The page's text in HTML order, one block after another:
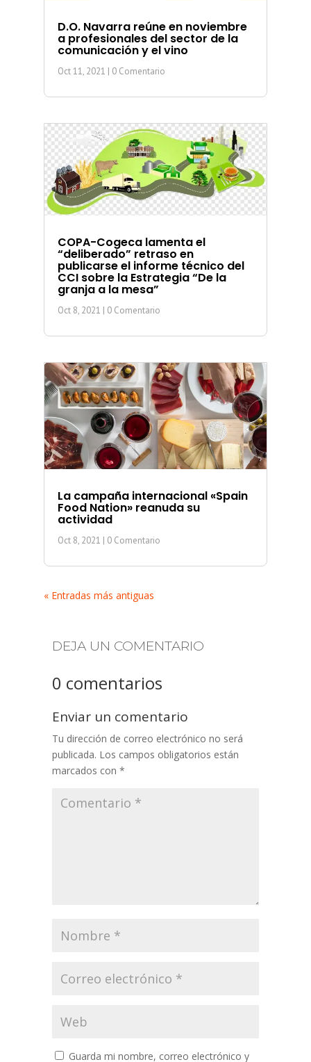
D.O. Navarra reúne en noviembre
a profesionales del sector de la
comunicación y el vino
Oct 11, 2021 | 0 Comentario
COPA-Cogeca lamenta el
“deliberado” retraso en
publicarse el informe técnico del
CCI sobre la Estrategia “De la
granja a la mesa”
Oct 8, 2021 | 0 Comentario
La campaña internacional «Spain
Food Nation» reanuda su
actividad
Oct 8, 2021 | 0 Comentario
« Entradas más antiguas
DEJA UN COMENTARIO
0 comentarios
Enviar un comentario
Tu dirección de correo electrónico no será
publicada. Los campos obligatorios están
marcados con *
Guarda mi nombre, correo electrónico y